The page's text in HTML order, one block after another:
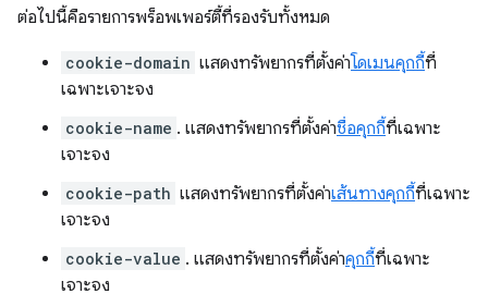
ต่อไปนี้คือรายการพร็อพเพอร์ตี้ที่รองรับทั้งหมด
cookie-domain แสดงทรัพยากรที่ตั้งค่าโดเมนคุกกี้ที่
เฉพาะเจาะจง
cookie-name . แสดงทรัพยากรที่ตั้งค่าชื่อคุกกี้ที่เฉพาะ
เจาะจง
cookie-path แสดงทรัพยากรที่ตั้งค่าเส้นทางคุกกี้ที่เฉพาะ
เจาะจง
cookie-value . แสดงทรัพยากรที่ตั้งค่าคุกกี้ที่เฉพาะ
เจาะจง